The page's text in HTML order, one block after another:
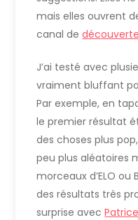
mais elles ouvrent
canal de
J’ai testé avec
vraiment bluffant
Par exemple, en
le premier résultat
des choses plus
peu plus aléatoires
morceaux d’ELO ou
des résultats très
surprise avec